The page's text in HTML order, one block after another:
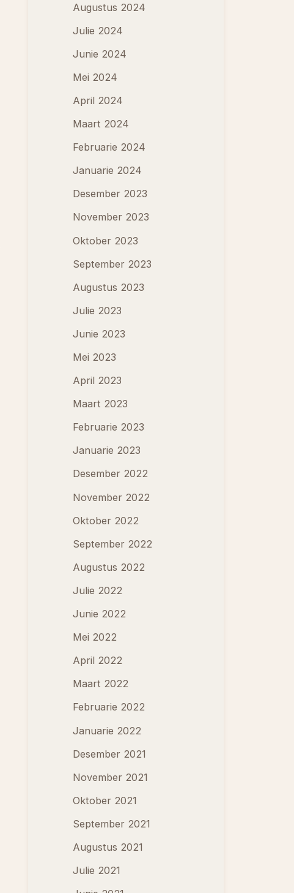
Augustus 2024
Julie 2024
Junie 2024
Mei 2024
April 2024
Maart 2024
Februarie 2024
Januarie 2024
Desember 2023
November 2023
Oktober 2023
September 2023
Augustus 2023
Julie 2023
Junie 2023
Mei 2023
April 2023
Maart 2023
Februarie 2023
Januarie 2023
Desember 2022
November 2022
Oktober 2022
September 2022
Augustus 2022
Julie 2022
Junie 2022
Mei 2022
April 2022
Maart 2022
Februarie 2022
Januarie 2022
Desember 2021
November 2021
Oktober 2021
September 2021
Augustus 2021
Julie 2021